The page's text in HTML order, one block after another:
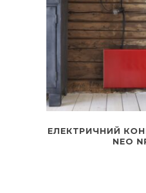
ЕЛЕКТРИЧНИЙ
NEO